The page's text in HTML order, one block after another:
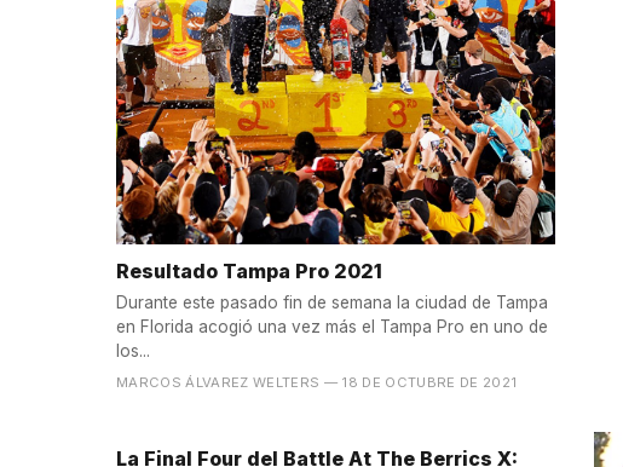
Resultado Tampa Pro 2021
Durante este pasado fin de semana la ciudad de Tampa
en Florida acogió una vez más el Tampa Pro en uno de
los...
MARCOS ÁLVAREZ WELTERS — 18 DE OCTUBRE DE 2021
La Final Four del Battle At The Berrics X: